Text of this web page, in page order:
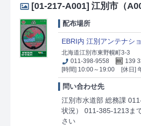
[01-217-A001] 江別市（
配布場所
EBRI内 江別アンテナシ
北海道江別市東野幌町3-3
011-398-9558
139
[時間] 10:00～19:00
[休日]
問い合わせ先
江別市水道部 総務課
状況） 011-385-1213ま
さい